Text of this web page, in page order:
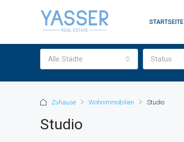
STARTSEITE
Alle Städte Status
Zuhause Wohnimmobilien Studio
Studio